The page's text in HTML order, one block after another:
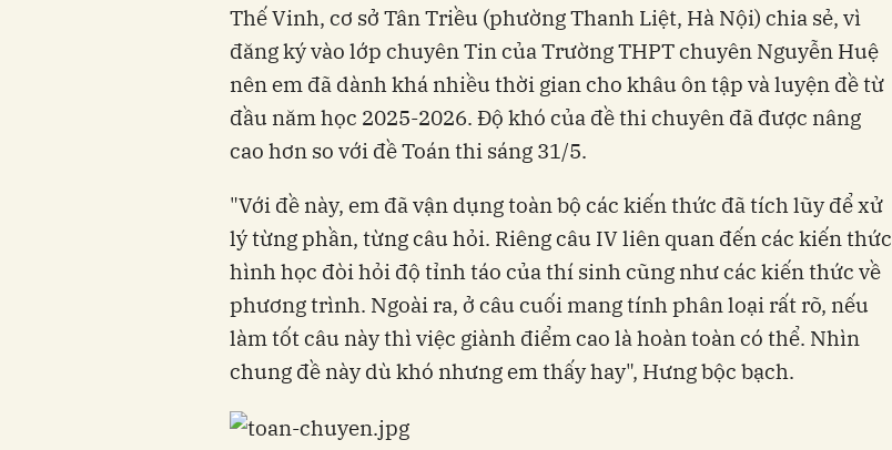
Thế Vinh, cơ sở Tân Triều (phường Thanh Liệt, Hà Nội) chia sẻ, vì
đăng ký vào lớp chuyên Tin của Trường THPT chuyên Nguyễn Huệ
nên em đã dành khá nhiều thời gian cho khâu ôn tập và luyện đề từ
đầu năm học 2025-2026. Độ khó của đề thi chuyên đã được nâng
cao hơn so với đề Toán thi sáng 31/5.
"Với đề này, em đã vận dụng toàn bộ các kiến thức đã tích lũy để xử
lý từng phần, từng câu hỏi. Riêng câu IV liên quan đến các kiến thức
hình học đòi hỏi độ tỉnh táo của thí sinh cũng như các kiến thức về
phương trình. Ngoài ra, ở câu cuối mang tính phân loại rất rõ, nếu
làm tốt câu này thì việc giành điểm cao là hoàn toàn có thể. Nhìn
chung đề này dù khó nhưng em thấy hay", Hưng bộc bạch.